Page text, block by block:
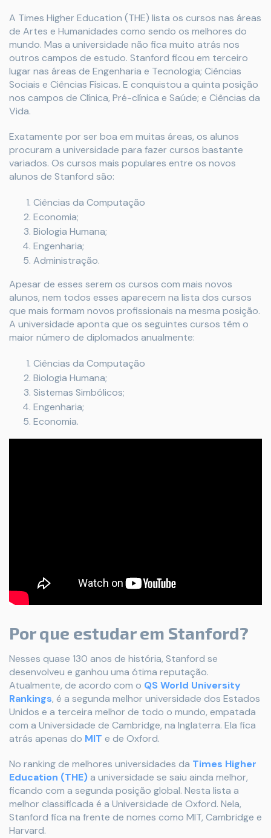
A Times Higher Education (THE) lista os cursos nas áreas
de Artes e Humanidades como sendo os melhores do
mundo. Mas a universidade não fica muito atrás nos
outros campos de estudo. Stanford ficou em terceiro
lugar nas áreas de Engenharia e Tecnologia; Ciências
Sociais e Ciências Físicas. E conquistou a quinta posição
nos campos de Clínica, Pré-clínica e Saúde; e Ciências da
Vida.
Exatamente por ser boa em muitas áreas, os alunos
procuram a universidade para fazer cursos bastante
variados. Os cursos mais populares entre os novos
alunos de Stanford são:
Ciências da Computação
Economia;
Biologia Humana;
Engenharia;
Administração.
Apesar de esses serem os cursos com mais novos
alunos, nem todos esses aparecem na lista dos cursos
que mais formam novos profissionais na mesma posição.
A universidade aponta que os seguintes cursos têm o
maior número de diplomados anualmente:
Ciências da Computação
Biologia Humana;
Sistemas Simbólicos;
Engenharia;
Economia.
Por que estudar em Stanford?
Nesses quase 130 anos de história, Stanford se
desenvolveu e ganhou uma ótima reputação.
Atualmente, de acordo com o QS World University
Rankings, é a segunda melhor universidade dos Estados
Unidos e a terceira melhor de todo o mundo, empatada
com a Universidade de Cambridge, na Inglaterra. Ela fica
atrás apenas do MIT e de Oxford.
No ranking de melhores universidades da Times Higher
Education (THE)a universidade se saiu ainda melhor,
ficando com a segunda posição global. Nesta lista a
melhor classificada é a Universidade de Oxford. Nela,
Stanford fica na frente de nomes como MIT, Cambridge e
Harvard.